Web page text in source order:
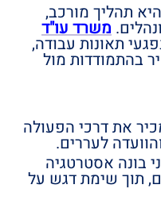
תהליך מורכב,
משרד עו"ד
תאונות עבודה,
בהתמודדות מול
את דרכי הפעולה
לעררים.
בונה אסטרטגיה
תוך שימת דגש על